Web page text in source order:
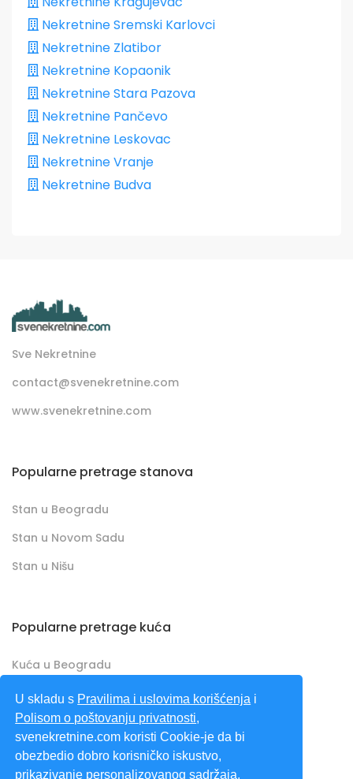
U skladu s Pravilima i uslovima korišćenja i
Polisom o poštovanju privatnosti,
svenekretnine.com koristi Cookie-je da bi
obezbedio dobro korisničko iskustvo,
prikazivanje personalizovanog sadržaja,
Nekretnine Sremski Karlovci
Nekretnine Zlatibor
Nekretnine Kopaonik
Nekretnine Stara Pazova
Nekretnine Pančevo
Nekretnine Leskovac
Nekretnine Vranje
Nekretnine Budva
Sve Nekretnine
contact@svenekretnine.com
www.svenekretnine.com
Popularne pretrage stanova
Stan u Beogradu
Stan u Novom Sadu
Stan u Nišu
Popularne pretrage kuća
Kuća u Beogradu
Kuća u Novom Sadu
Kuća u Nišu
SveNekretnine.com predstavlja sveobuhvatan